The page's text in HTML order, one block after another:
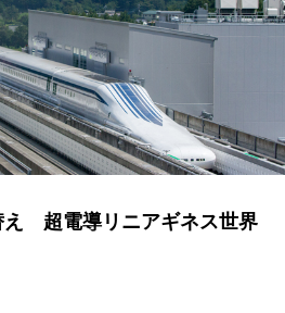
え 超電導リニアギネス世界